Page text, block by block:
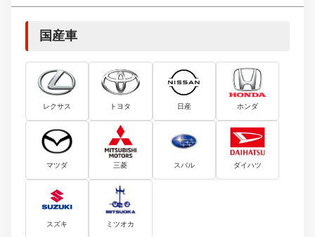
国産車
レクサス トヨタ 日産 ホンダ
マツダ 三菱 スバル ダイハツ
スズキ ミツオカ